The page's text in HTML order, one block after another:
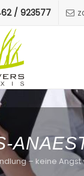
/ 923577
– keine Angst